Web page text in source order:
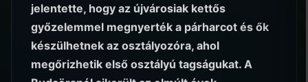
jelentette, hogy az újvárosiak kettős
győzelemmel megnyerték a párharcot és ők
készülhetnek az osztályozóra, ahol
megőrizhetik első osztályú tagságukat. A